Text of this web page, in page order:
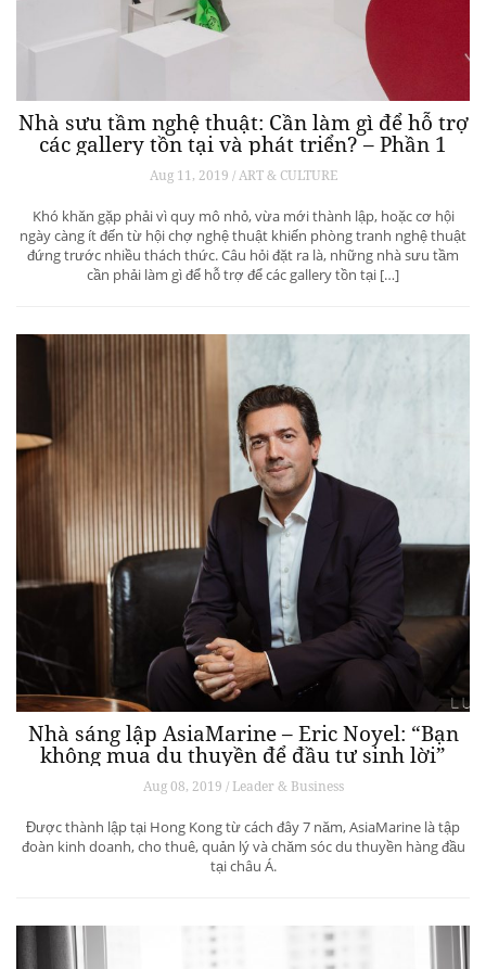
Nhà sưu tầm nghệ thuật: Cần làm gì để hỗ trợ
các gallery tồn tại và phát triển? – Phần 1
Aug 11, 2019 / ART & CULTURE
Khó khăn gặp phải vì quy mô nhỏ, vừa mới thành lập, hoặc cơ hội
ngày càng ít đến từ hội chợ nghệ thuật khiến phòng tranh nghệ thuật
đứng trước nhiều thách thức. Câu hỏi đặt ra là, những nhà sưu tầm
cần phải làm gì để hỗ trợ để các gallery tồn tại […]
Nhà sáng lập AsiaMarine – Eric Noyel: “Bạn
không mua du thuyền để đầu tư sinh lời”
Aug 08, 2019 / Leader & Business
Được thành lập tại Hong Kong từ cách đây 7 năm, AsiaMarine là tập
đoàn kinh doanh, cho thuê, quản lý và chăm sóc du thuyền hàng đầu
tại châu Á.